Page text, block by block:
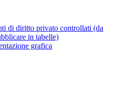
di diritto privato controllati (da
in tabelle)
grafica